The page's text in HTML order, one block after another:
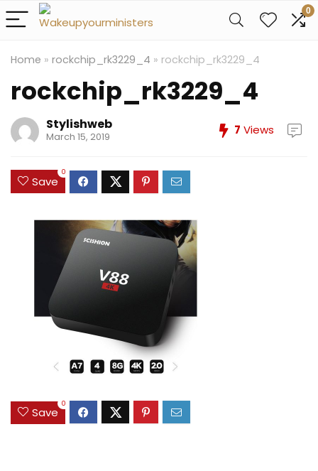
0
Home » rockchip_rk3229_4 » rockchip_rk3229_4
rockchip_rk3229_4
Stylishweb
March 15, 2019 7 Views
Save
0
Save
0